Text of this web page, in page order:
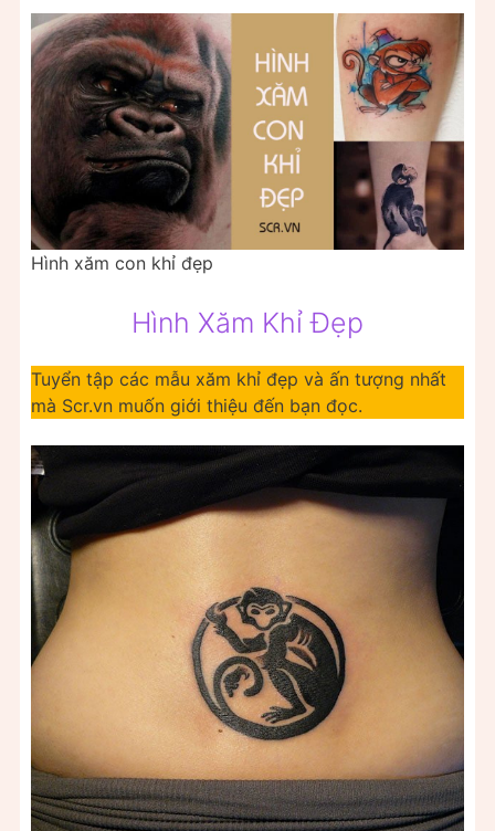
Hình xăm con khỉ đẹp
Hình Xăm Khỉ Đẹp
Tuyển tập các mẫu xăm khỉ đẹp và ấn tượng nhất
mà Scr.vn muốn giới thiệu đến bạn đọc.